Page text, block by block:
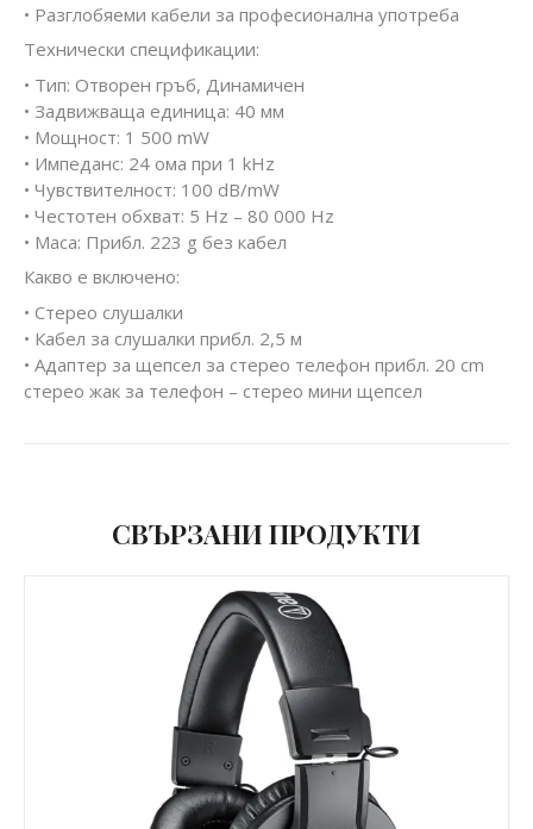
• Разглобяеми кабели за професионална употреба
Технически спецификации:
• Тип: Отворен гръб, Динамичен
• Задвижваща единица: 40 мм
• Мощност: 1 500 mW
• Импеданс: 24 ома при 1 kHz
• Чувствителност: 100 dB/mW
• Честотен обхват: 5 Hz – 80 000 Hz
• Маса: Прибл. 223 g без кабел
Какво е включено:
• Стерео слушалки
• Кабел за слушалки прибл. 2,5 м
• Адаптер за щепсел за стерео телефон прибл. 20 cm
стерео жак за телефон – стерео мини щепсел
СВЪРЗАНИ ПРОДУКТИ